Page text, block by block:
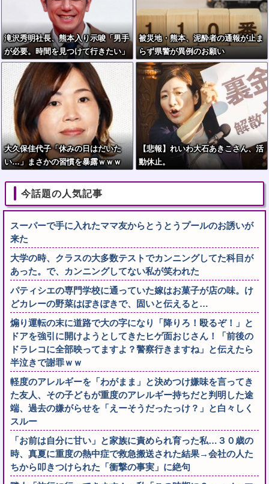
滝沢秀明社長、熊本入り示唆「男手
が必要。時間を見つけて行きたい」
被災地・熊本、泥酔者の通報が止ま
らず県警が異例のお願い
大久保佳代子「休みの日はだいた
い…」まさかの習慣を暴露ｗｗｗ
【悲報】れいわ大石あきこさん、活
動休止。
今話題の人気記事
スーパーで手に入れたママ友からとうとうプールのお誘いが
来た
大学の時、クラスの大多数テストでカンニングしてた科目が
あった。で、カンニングしてない私が笑われた
パティシエの専門学校に通っていた嫁はお菓子が店の味。け
どカレーの野菜はぽきぽきで、固いと伝えると…
煽り運転の末に道路で大の字になり「降りろ！殴るぞ！」と
ドアを強引に開けようとしてきたヒゲ面おじさん！「前後の
ドラレコに全部映ってますよ？警察行きますね」と伝えたら
半泣きで謝罪ｗｗ
軽度のアレルギーを「わがまま」と決めつけ嫌味を言ってき
た友人、その子どもが重度のアレルギー持ちだと判明した途
端、過去の嫌がらせを「えーそうだったっけ？」と白々しく
スルー
「お前は自分に甘い」と家族に責められ育った私…３０歳の
時、真夏に重度の熱中症で救急搬送された結果→会社の人た
ちから叩きつけられた「衝撃の事実」に絶句